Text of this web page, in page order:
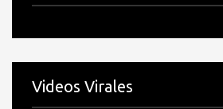
Videos Virales